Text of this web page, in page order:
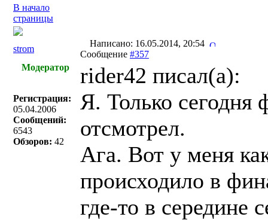
В начало
страницы
strom
Написано: 16.05.2014, 20:54
Сообщение #357
Модератор
Регистрация:
05.04.2006
Сообщений:
6543
Обзоров: 42
rider42 писал(a):
Я. Только сегодня
отсмотрел.
Ага. Вот у меня
происходило в
где-то в середине